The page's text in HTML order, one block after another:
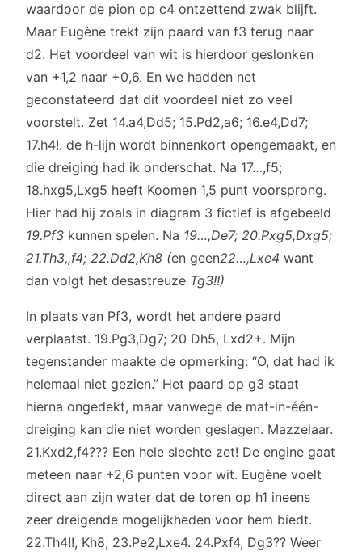
waardoor de pion op c4 ontzettend zwak blijft.
Maar Eugène trekt zijn paard van f3 terug naar
d2. Het voordeel van wit is hierdoor geslonken
van +1,2 naar +0,6. En we hadden net
geconstateerd dat dit voordeel niet zo veel
voorstelt. Zet 14.a4,Dd5; 15.Pd2,a6; 16.e4,Dd7;
17.h4!. de h-lijn wordt binnenkort opengemaakt, en
die dreiging had ik onderschat. Na 17…,f5;
18.hxg5,Lxg5 heeft Koomen 1,5 punt voorsprong.
Hier had hij zoals in diagram 3 fictief is afgebeeld
19.Pf3 kunnen spelen. Na 19…,De7; 20.Pxg5,Dxg5;
21.Th3,,f4; 22.Dd2,Kh8 (en geen22…,Lxe4 want
dan volgt het desastreuze Tg3!!)
In plaats van Pf3, wordt het andere paard
verplaatst. 19.Pg3,Dg7; 20 Dh5, Lxd2+. Mijn
tegenstander maakte de opmerking: “O, dat had ik
helemaal niet gezien.” Het paard op g3 staat
hierna ongedekt, maar vanwege de mat-in-één-
dreiging kan die niet worden geslagen. Mazzelaar.
21.Kxd2,f4??? Een hele slechte zet! De engine gaat
meteen naar +2,6 punten voor wit. Eugène voelt
direct aan zijn water dat de toren op h1 ineens
zeer dreigende mogelijkheden voor hem biedt.
22.Th4!!, Kh8; 23.Pe2,Lxe4. 24.Pxf4, Dg3?? Weer